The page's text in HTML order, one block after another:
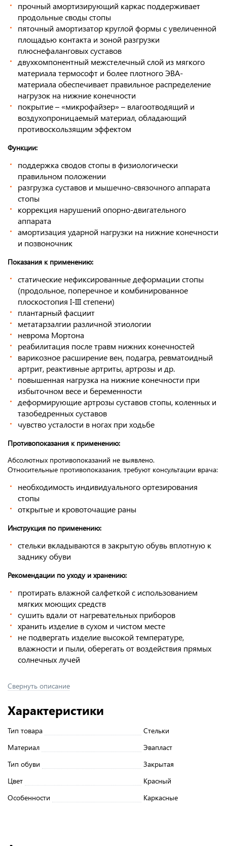
прочный амортизирующий каркас поддерживает
продольные своды стопы
пяточный амортизатор круглой формы с увеличенной
площадью контакта и зоной разгрузки
плюснефаланговых суставов
двухкомпонентный межстелечный слой из мягкого
материала термософт и более плотного ЭВА-
материала обеспечивает правильное распределение
нагрузок на нижние конечности
покрытие – «микрофайзер» – влагоотводящий и
воздухопроницаемый материал, обладающий
противоскользящим эффектом
Функции:
поддержка сводов стопы в физиологически
правильном положении
разгрузка суставов и мышечно-связочного аппарата
стопы
коррекция нарушений опорно-двигательного
аппарата
амортизация ударной нагрузки на нижние конечности
и позвоночник
Показания к применению:
статические нефиксированные деформации стопы
(продольное, поперечное и комбинированное
плоскостопия I-III степени)
плантарный фасциит
метатарзалгии различной этиологии
неврома Мортона
реабилитация после травм нижних конечностей
варикозное расширение вен, подагра, ревматоидный
артрит, реактивные артриты, артрозы и др.
повышенная нагрузка на нижние конечности при
избыточном весе и беременности
деформирующие артрозы суставов стопы, коленных и
тазобедренных суставов
чувство усталости в ногах при ходьбе
Противопоказания к применению:
Абсолютных противопоказаний не выявлено.
Относительные противопоказания, требуют консультации врача:
необходимость индивидуального ортезирования
стопы
открытые и кровоточащие раны
Инструкция по применению:
стельки вкладываются в закрытую обувь вплотную к
заднику обуви
Рекомендации по уходу и хранению:
протирать влажной салфеткой с использованием
мягких моющих средств
сушить вдали от нагревательных приборов
хранить изделие в сухом и чистом месте
не подвергать изделие высокой температуре,
влажности и пыли, оберегать от воздействия прямых
солнечных лучей
Свернуть описание
Характеристики
Тип товара
Стельки
Материал
Эвапласт
Тип обуви
Закрытая
Цвет
Красный
Особенности
Каркасные